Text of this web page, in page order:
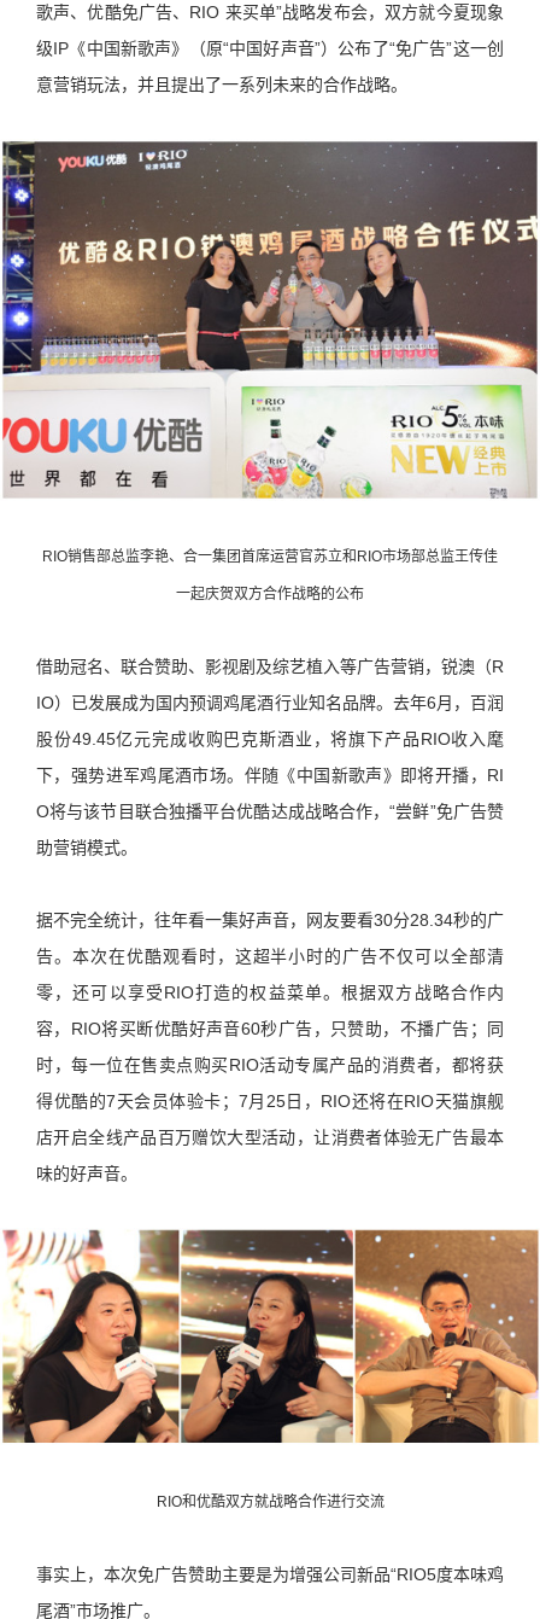
歌声、优酷免广告、RIO 来买单”战略发布会，双方就今夏现象
级IP《中国新歌声》（原“中国好声音”）公布了“免广告”这一创
意营销玩法，并且提出了一系列未来的合作战略。
RIO销售部总监李艳、合一集团首席运营官苏立和RIO市场部总监王传佳
一起庆贺双方合作战略的公布
借助冠名、联合赞助、影视剧及综艺植入等广告营销，锐澳（R
IO）已发展成为国内预调鸡尾酒行业知名品牌。去年6月，百润
股份49.45亿元完成收购巴克斯酒业，将旗下产品RIO收入麾
下，强势进军鸡尾酒市场。伴随《中国新歌声》即将开播，RI
O将与该节目联合独播平台优酷达成战略合作，“尝鲜”免广告赞
助营销模式。
据不完全统计，往年看一集好声音，网友要看30分28.34秒的广
告。本次在优酷观看时，这超半小时的广告不仅可以全部清
零，还可以享受RIO打造的权益菜单。根据双方战略合作内
容，RIO将买断优酷好声音60秒广告，只赞助，不播广告；同
时，每一位在售卖点购买RIO活动专属产品的消费者，都将获
得优酷的7天会员体验卡；7月25日，RIO还将在RIO天猫旗舰
店开启全线产品百万赠饮大型活动，让消费者体验无广告最本
味的好声音。
RIO和优酷双方就战略合作进行交流
事实上，本次免广告赞助主要是为增强公司新品“RIO5度本味鸡
尾酒”市场推广。